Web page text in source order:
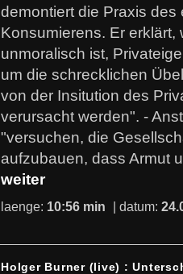
demontiert die Praxis des
Konsumierens. Er erklärt,
unmoralisch ist,
um die schrecklichen
von der Insitution des
verursacht werden". -
"versuchen, die
aufzubauen, dass Armut
weiter
laenge: 10:56 min | datum:
Holger Burner (live) :